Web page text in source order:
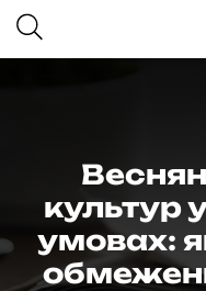
культур
умовах: